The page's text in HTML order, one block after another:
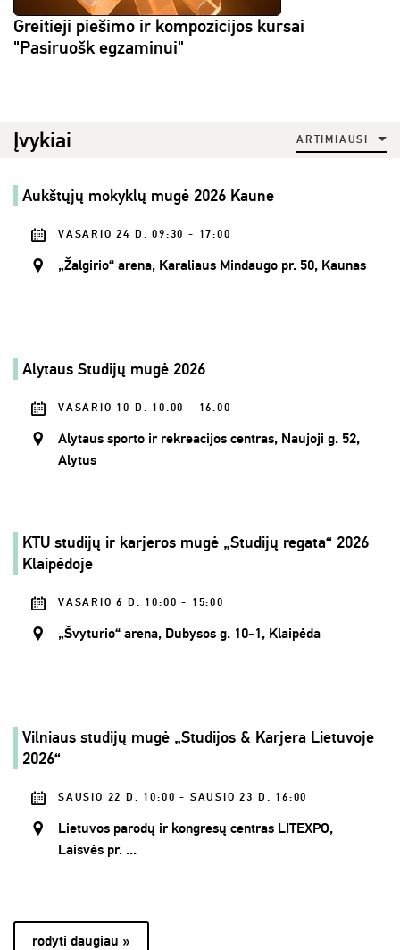
Greitieji piešimo ir kompozicijos kursai
"Pasiruošk egzaminui"
Įvykiai ARTIMIAUSI
Aukštųjų mokyklų mugė 2026 Kaune
VASARIO 24 D. 09:30 - 17:00
„Žalgirio“ arena, Karaliaus Mindaugo pr. 50, Kaunas
Alytaus Studijų mugė 2026
VASARIO 10 D. 10:00 - 16:00
Alytaus sporto ir rekreacijos centras, Naujoji g. 52,
Alytus
KTU studijų ir karjeros mugė „Studijų regata“ 2026
Klaipėdoje
VASARIO 6 D. 10:00 - 15:00
„Švyturio“ arena, Dubysos g. 10-1, Klaipėda
Vilniaus studijų mugė „Studijos & Karjera Lietuvoje
2026“
SAUSIO 22 D. 10:00 - SAUSIO 23 D. 16:00
Lietuvos parodų ir kongresų centras LITEXPO,
Laisvės pr. ...
rodyti daugiau »